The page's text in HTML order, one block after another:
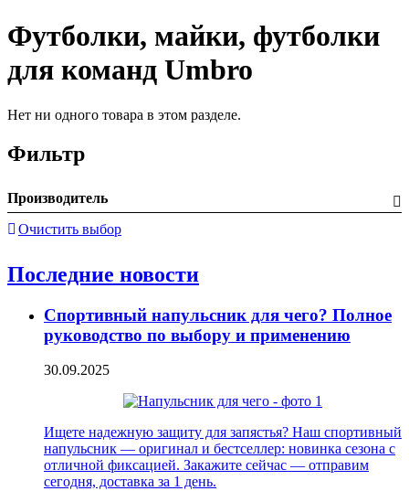
Футболки, майки, футболки
для команд Umbro
Нет ни одного товара в этом разделе.
Фильтр
Производитель
Очистить выбор
Последние новости
Спортивный напульсник для чего? Полное
руководство по выбору и применению
30.09.2025
Ищете надежную защиту для запястья? Наш спортивный
напульсник — оригинал и бестселлер: новинка сезона с
отличной фиксацией. Закажите сейчас — отправим
сегодня, доставка за 1 день.